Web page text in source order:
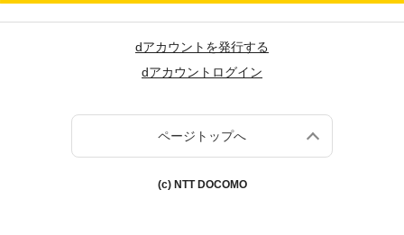
dアカウントを発行する
dアカウントログイン
ページトップへ
(c) NTT DOCOMO